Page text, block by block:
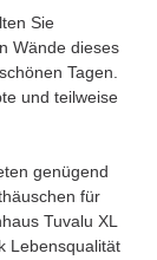
Sie
Wände dieses
Tagen.
und teilweise
genügend
für
Tuvalu XL
Lebensqualität